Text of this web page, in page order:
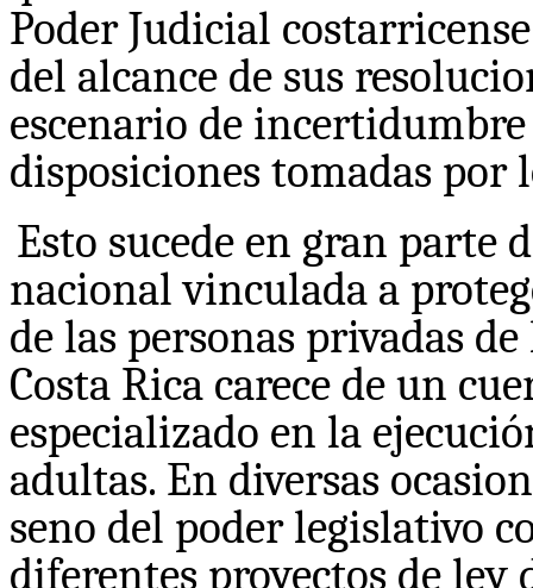
Poder Judicial
del alcance de sus
escenario de
disposiciones tomadas por
Esto sucede en gran parte
nacional vinculada a
de las personas privadas
Costa Rica carece de un
especializado en la
adultas. En diversas
seno del poder legislativo
diferentes proyectos de